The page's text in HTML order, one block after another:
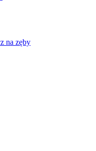
na zęby